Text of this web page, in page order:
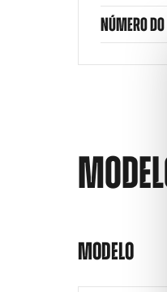
NÚMERO DO
MODELO
CompatívelCompatívelCompatível